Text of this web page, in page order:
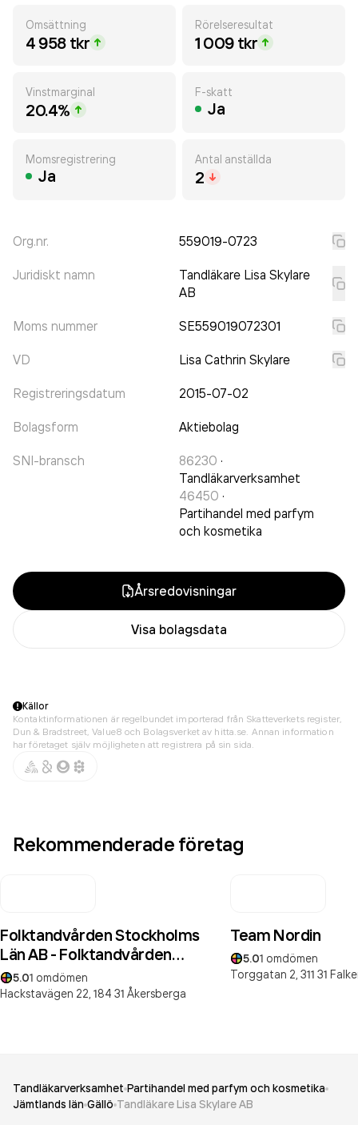
Omsättning
4 958 tkr
Rörelseresultat
1 009 tkr
Vinstmarginal
20.4%
F-skatt
Ja
Momsregistrering
Ja
Antal anställda
2
Org.nr. 559019-0723
Juridiskt namn
Tandläkare Lisa Skylare
AB
Moms nummer SE559019072301
VD Lisa Cathrin Skylare
Registreringsdatum 2015-07-02
Bolagsform Aktiebolag
SNI-bransch 86230 ·
Tandläkarverksamhet
46450 ·
Partihandel med parfym
och kosmetika
Årsredovisningar
Visa bolagsdata
Källor
Kontaktinformationen är regelbundet importerad från Skatteverkets register,
Dun & Bradstreet, Value8 och Bolagsverket av hitta.se. Annan information
har företaget själv möjligheten att registrera på sin sida.
Rekommenderade företag
Folktandvården Stockholms
Län AB - Folktandvården
Åkersberga
5.01 omdömen
Hackstavägen 22, 184 31 Åkersberga
Team Nordin
5.01 omdömen
Torggatan 2, 311 31
Tandläkarverksamhet Partihandel med parfym och kosmetika
Jämtlands län Gällö Tandläkare Lisa Skylare AB